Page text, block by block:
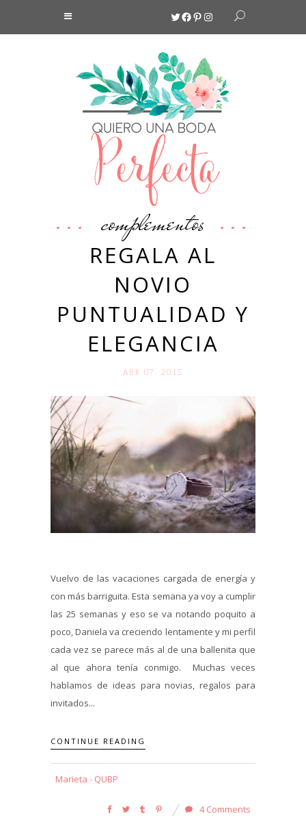
Twitter
Facebook
Pinterest
Instagram
complementos
REGALA AL
NOVIO
PUNTUALIDAD Y
ELEGANCIA
ABR 07. 2015
Vuelvo de las vacaciones cargada de energía y
con más barriguita. Esta semana ya voy a cumplir
las 25 semanas y eso se va notando poquito a
poco, Daniela va creciendo lentamente y mi perfil
cada vez se parece más al de una ballenita que
al que ahora tenía conmigo. Muchas veces
hablamos de ideas para novias, regalos para
invitados...
CONTINUE READING
Marieta - QUBP
4 Comments